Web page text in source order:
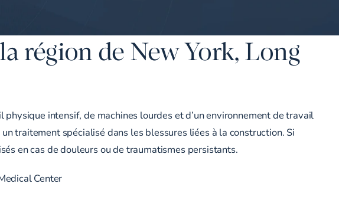
région de New York, Long
intensif, de machines lourdes et d’un environnement de travail
traitement spécialisé dans les blessures liées à la construction. Si
en cas de douleurs ou de traumatismes persistants.
Center